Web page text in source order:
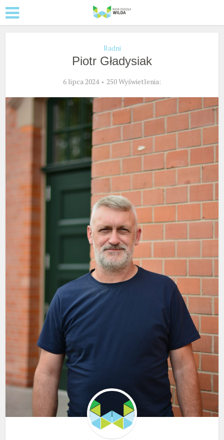
Radni
Piotr Gładysiak
6 lipca 2024 250 Wyświetlenia: